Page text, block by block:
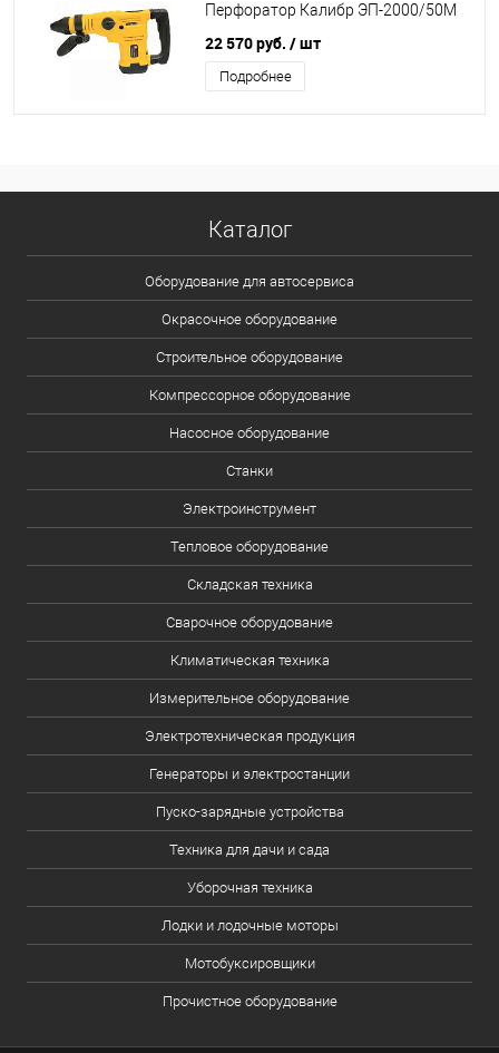
Перфоратор Калибр ЭП-2000/50М
22 570 руб. / шт
Подробнее
Каталог
Оборудование для автосервиса
Окрасочное оборудование
Строительное оборудование
Компрессорное оборудование
Насосное оборудование
Станки
Электроинструмент
Тепловое оборудование
Складская техника
Сварочное оборудование
Климатическая техника
Измерительное оборудование
Электротехническая продукция
Генераторы и электростанции
Пуско-зарядные устройства
Техника для дачи и сада
Уборочная техника
Лодки и лодочные моторы
Мотобуксировщики
Прочистное оборудование